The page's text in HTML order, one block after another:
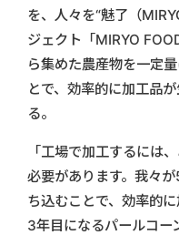
を、人々を“魅了（
ジェクト「MIRYO
ら集めた農産物を一定
とで、効率的に加工品
る。
「工場で加工するには
必要があります。我々
ち込むことで、効率的
3年目になるパールコー